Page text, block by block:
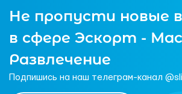
Не пропусти новые
в сфере Эскорт -
Развлечение
Подпишись на наш телеграм-канал